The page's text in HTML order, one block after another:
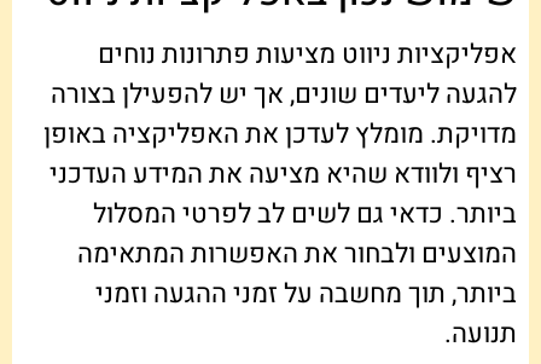
אפליקציות ניווט מציעות פתרונות נוחים
להגעה ליעדים שונים, אך יש להפעילן בצורה
מדויקת. מומלץ לעדכן את האפליקציה באופן
רציף ולוודא שהיא מציעה את המידע העדכני
ביותר. כדאי גם לשים לב לפרטי המסלול
המוצעים ולבחור את האפשרות המתאימה
ביותר, תוך מחשבה על זמני ההגעה וזמני
תנועה.